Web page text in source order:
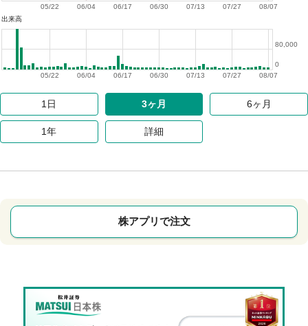
08/07
07/27
07/13
06/30
06/17
06/04
05/22
出来高
08/07
07/27
07/13
06/30
06/17
06/04
05/22
0
80,000
1日 3ヶ月 6ヶ月
1年 詳細
株アプリで注文